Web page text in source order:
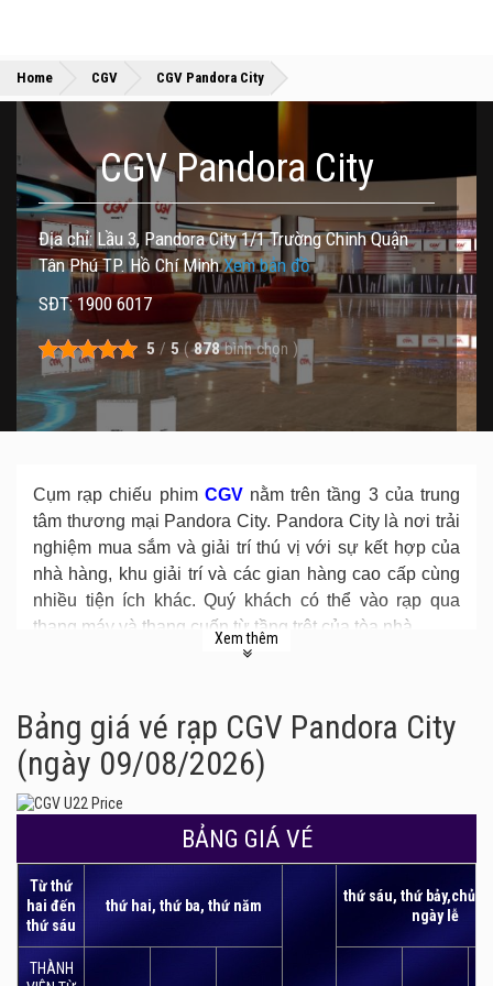
Home »
CGV »
CGV Pandora City
CGV Pandora City
Địa chỉ: Lầu 3, Pandora City 1/1 Trường Chinh Quận
Tân Phú TP. Hồ Chí MinhXem bản đồ
SĐT: 1900 6017
5 / 5 ( 878 bình chọn )
Cụm rạp chiếu phim CGVnằm trên tầng 3 của trung
tâm thương mại Pandora City. Pandora City là nơi trải
nghiệm mua sắm và giải trí thú vị với sự kết hợp của
nhà hàng, khu giải trí và các gian hàng cao cấp cùng
nhiều tiện ích khác. Quý khách có thể vào rạp qua
thang máy và thang cuốn từ tầng trệt của tòa nhà.
Xem thêm
Bảng giá vé rạp CGV Pandora City
(ngày 09/08/2026)
BẢNG GIÁ VÉ
Từ thứ
hai đến
thứ sáu
thứ hai, thứ ba, thứ năm
thứ sáu, thứ bảy,chủ
ngày lễ
THÀNH